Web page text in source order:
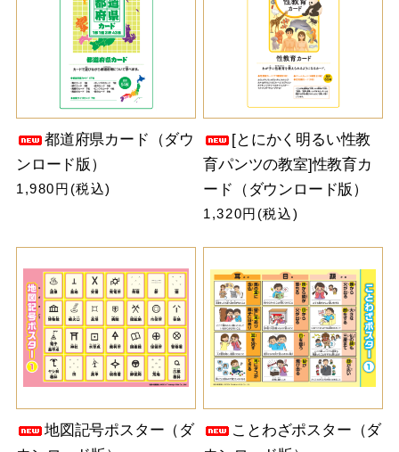
都道府県カード（ダウ
ンロード版）
1,980円(税込)
[とにかく明るい性教
育パンツの教室]性教育カ
ード（ダウンロード版）
1,320円(税込)
地図記号ポスター（ダ
ことわざポスター（ダ